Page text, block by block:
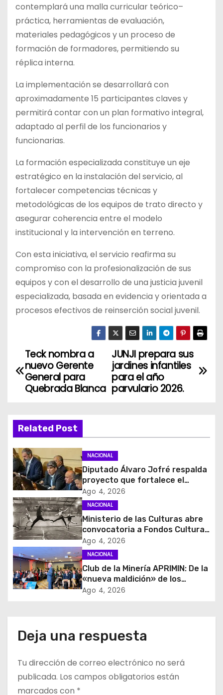
contemplará una malla curricular teórico–
práctica, herramientas de evaluación,
materiales pedagógicos y un proceso de
formación de formadores, permitiendo su
réplica interna.
La implementación se desarrollará con
aproximadamente 15 participantes claves y
permitirá contar con un plan formativo integral,
adaptado al perfil de los funcionarios y
funcionarias.
La formación especializada constituye un eje
estratégico en la instalación del servicio, al
fortalecer competencias técnicas y
metodológicas de los equipos de trato directo y
asegurar coherencia entre el modelo
institucional y la intervención en terreno.
Con esta iniciativa, el servicio reafirma su
compromiso con la profesionalización de sus
equipos y con el desarrollo de una justicia juvenil
especializada, basada en evidencia y orientada a
procesos efectivos de reinserción social juvenil.
N
a
e
g
a
c
i
ó
n
d
e
n
r
JUNJI prepara sus
jardines infantiles
para el año
parvulario 2026.
Teck nombra a
nuevo Gerente
General para
Quebrada Blanca
Related Post
NACIONAL
Diputado Álvaro Jofré respalda
proyecto que fortalece el
control de identidad durante
estados de excepción
Ago 4, 2026
NACIONAL
Ministerio de las Culturas abre
convocatoria a Fondos Cultura
2027 con foco en
transparencia, innovación y
acceso ciudadano
Ago 4, 2026
NACIONAL
Club de la Minería APRIMIN: De la
«nueva maldición» de los
recursos al rol clave de los
Ago 4, 2026
Deja una respuesta
Tu dirección de correo electrónico no será
publicada. Los campos obligatorios están
marcados con *